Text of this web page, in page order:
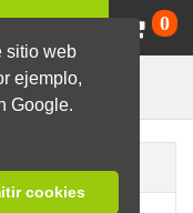
sitio web
ejemplo,
Google.
cookies
0